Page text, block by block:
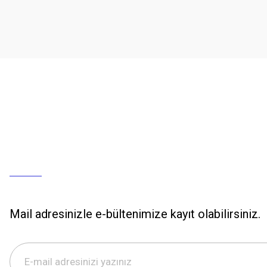
Mail adresinizle e-bültenimize kayıt olabilirsiniz.